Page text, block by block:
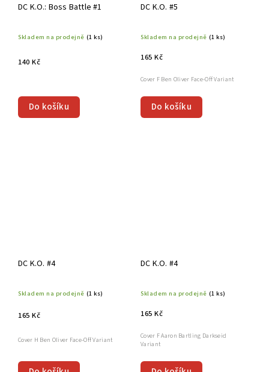
DC K.O.: Boss Battle #1
Skladem na prodejně (1 ks)
140 Kč
Do košíku
DC K.O. #5
Skladem na prodejně (1 ks)
165 Kč
Do košíku
Cover F Ben Oliver Face-Off Variant
DC K.O. #4
Skladem na prodejně (1 ks)
165 Kč
Cover H Ben Oliver Face-Off Variant
DC K.O. #4
Skladem na prodejně (1 ks)
165 Kč
Cover F Aaron Bartling Darkseid
Variant